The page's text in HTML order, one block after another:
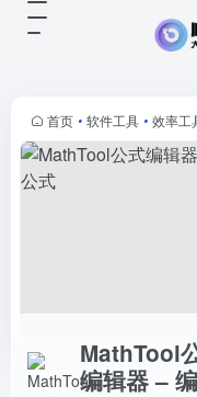
首页 • 软件工具 • 效率工
MathTool
编辑器 –
辑标准格式的数学公式,
教学、论文撰写、学术研
景,一键导入公式模板,轻